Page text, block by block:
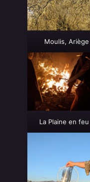
Moulis, Ariège
La Plaine en feu